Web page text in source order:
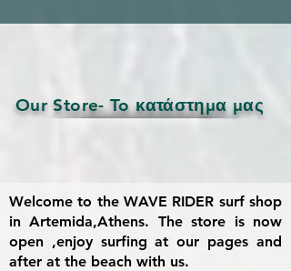
Our Store- To κατάστημα μας
Welcome to the WAVE RIDER surf shop
in Artemida,Athens. The store is now
open ,enjoy surfing at our pages and
after at the beach with us.